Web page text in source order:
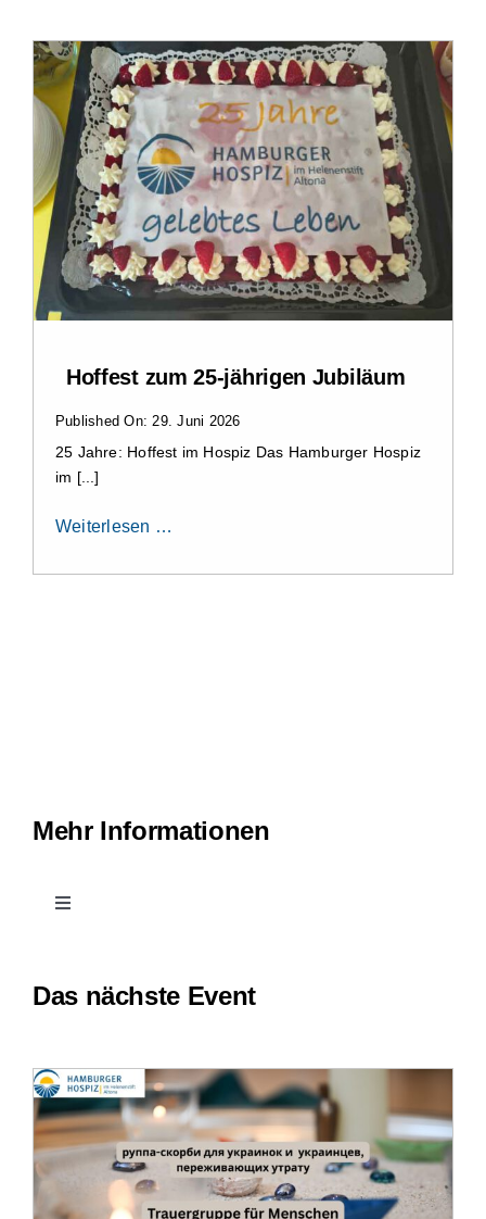
Hoffest zum 25-jährigen Jubiläum
Published On: 29. Juni 2026
25 Jahre: Hoffest im Hospiz Das Hamburger Hospiz
im [...]
Weiterlesen …
Mehr Informationen
Toggle
Erfahrungsberichte
Downloads
Das nächste Event